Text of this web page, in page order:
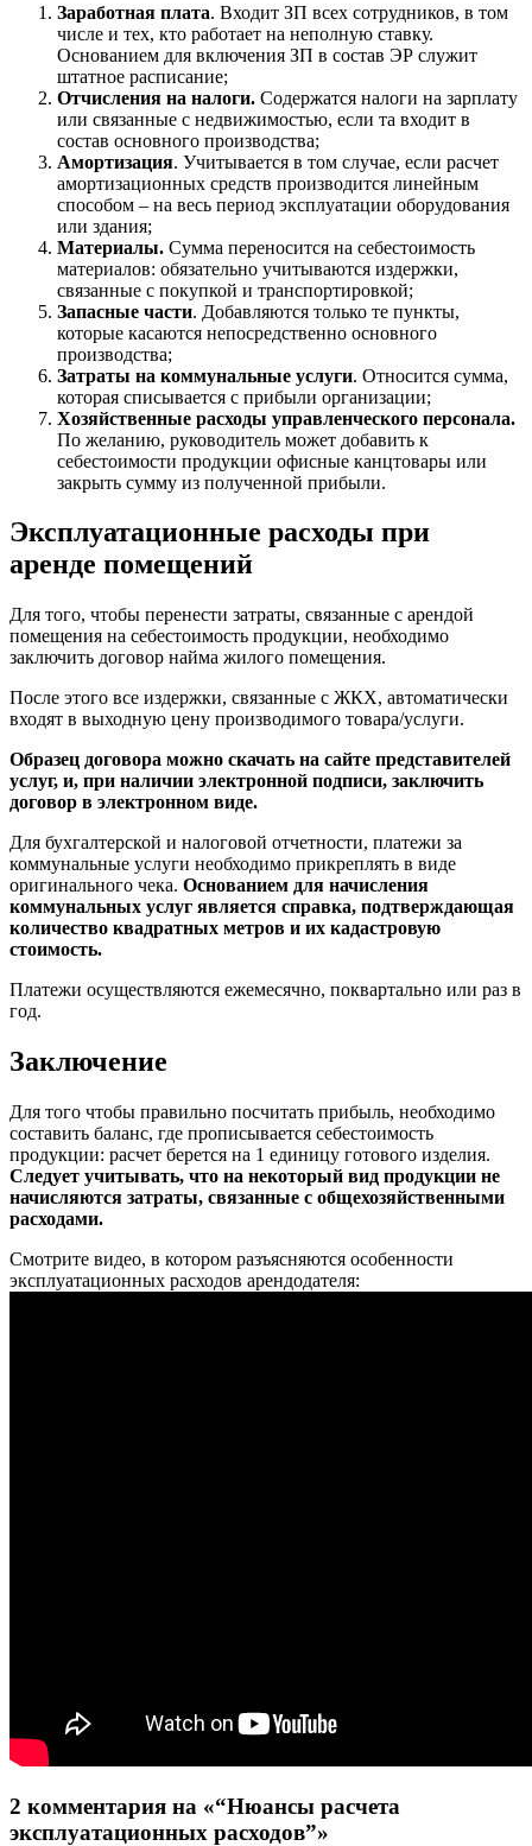
Заработная плата. Входит ЗП всех сотрудников, в том
числе и тех, кто работает на неполную ставку.
Основанием для включения ЗП в состав ЭР служит
штатное расписание;
Отчисления на налоги. Содержатся налоги на зарплату
или связанные с недвижимостью, если та входит в
состав основного производства;
Амортизация. Учитывается в том случае, если расчет
амортизационных средств производится линейным
способом – на весь период эксплуатации оборудования
или здания;
Материалы. Сумма переносится на себестоимость
материалов: обязательно учитываются издержки,
связанные с покупкой и транспортировкой;
Запасные части. Добавляются только те пункты,
которые касаются непосредственно основного
производства;
Затраты на коммунальные услуги. Относится сумма,
которая списывается с прибыли организации;
Хозяйственные расходы управленческого персонала.
По желанию, руководитель может добавить к
себестоимости продукции офисные канцтовары или
закрыть сумму из полученной прибыли.
Эксплуатационные расходы при
аренде помещений
Для того, чтобы перенести затраты, связанные с арендой
помещения на себестоимость продукции, необходимо
заключить договор найма жилого помещения.
После этого все издержки, связанные с ЖКХ, автоматически
входят в выходную цену производимого товара/услуги.
Образец договора можно скачать на сайте представителей
услуг, и, при наличии электронной подписи, заключить
договор в электронном виде.
Для бухгалтерской и налоговой отчетности, платежи за
коммунальные услуги необходимо прикреплять в виде
оригинального чека. Основанием для начисления
коммунальных услуг является справка, подтверждающая
количество квадратных метров и их кадастровую
стоимость.
Платежи осуществляются ежемесячно, поквартально или раз в
год.
Заключение
Для того чтобы правильно посчитать прибыль, необходимо
составить баланс, где прописывается себестоимость
продукции: расчет берется на 1 единицу готового изделия.
Следует учитывать, что на некоторый вид продукции не
начисляются затраты, связанные с общехозяйственными
расходами.
Смотрите видео, в котором разъясняются особенности
эксплуатационных расходов арендодателя:
2 комментария на «“Нюансы расчета
эксплуатационных расходов”»